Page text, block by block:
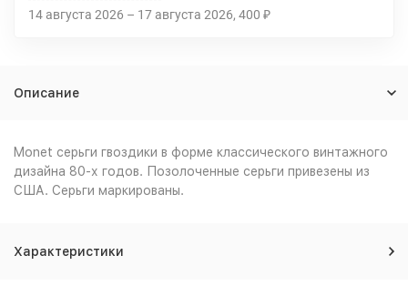
14 августа 2026 – 17 августа 2026 400 ₽
Описание
Monet серьги гвоздики в форме классического винтажного
дизайна 80-х годов. Позолоченные серьги привезены из
США. Серьги маркированы.
Характеристики